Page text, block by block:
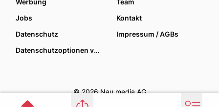
Werbung
Team
Jobs
Kontakt
Datenschutz
Impressum / AGBs
Datenschutzoptionen verwalten
© 2026 Nau media AG